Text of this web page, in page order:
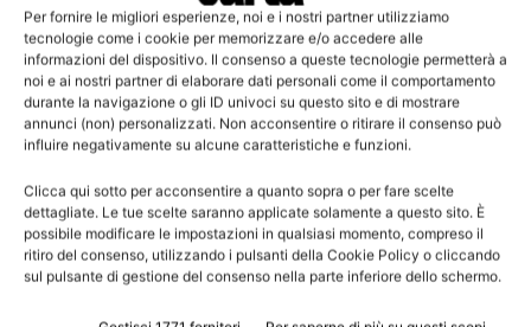
Per fornire le migliori esperienze, noi e i nostri partner utilizziamo
tecnologie come i cookie per memorizzare e/o accedere alle
informazioni del dispositivo. Il consenso a queste tecnologie permetterà a
noi e ai nostri partner di elaborare dati personali come il comportamento
durante la navigazione o gli ID univoci su questo sito e di mostrare
annunci (non) personalizzati. Non acconsentire o ritirare il consenso può
influire negativamente su alcune caratteristiche e funzioni.
Clicca qui sotto per acconsentire a quanto sopra o per fare scelte
dettagliate. Le tue scelte saranno applicate solamente a questo sito. È
possibile modificare le impostazioni in qualsiasi momento, compreso il
ritiro del consenso, utilizzando i pulsanti della Cookie Policy o cliccando
sul pulsante di gestione del consenso nella parte inferiore dello schermo.
Sicurezza
Al via il progetto Obiettivo Zero riferito
all’anno 2013
Scadenza il 28 febbraio 2014
Leggi la rivista